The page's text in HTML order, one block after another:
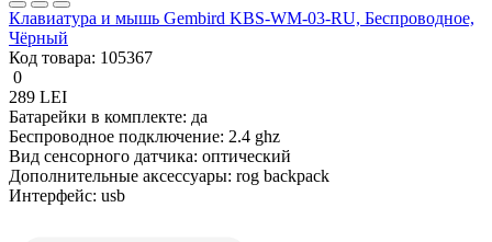
Клавиатура и мышь Gembird KBS-WM-03-RU, Беспроводное,
Чёрный
Код товара: 105367
0
289 LEI
Батарейки в комплекте: да
Беспроводное подключение: 2.4 ghz
Вид сенсорного датчика: оптический
Дополнительные аксессуары: rog backpack
Интерфейс: usb